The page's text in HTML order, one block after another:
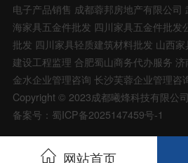
电子产品销售 成都蓉邦房地产有限公司
海家具五金件批发 四川家具五金件批发
批发 四川家具轻质建筑材料批发 山西
建设工程监理 合肥蜀山商务代办服务 济
金水企业管理咨询 长沙芙蓉企业管理咨
Copyright © 2023成都曦烽科技有限公
备案号：蜀ICP备2025147459号-1
网站首页